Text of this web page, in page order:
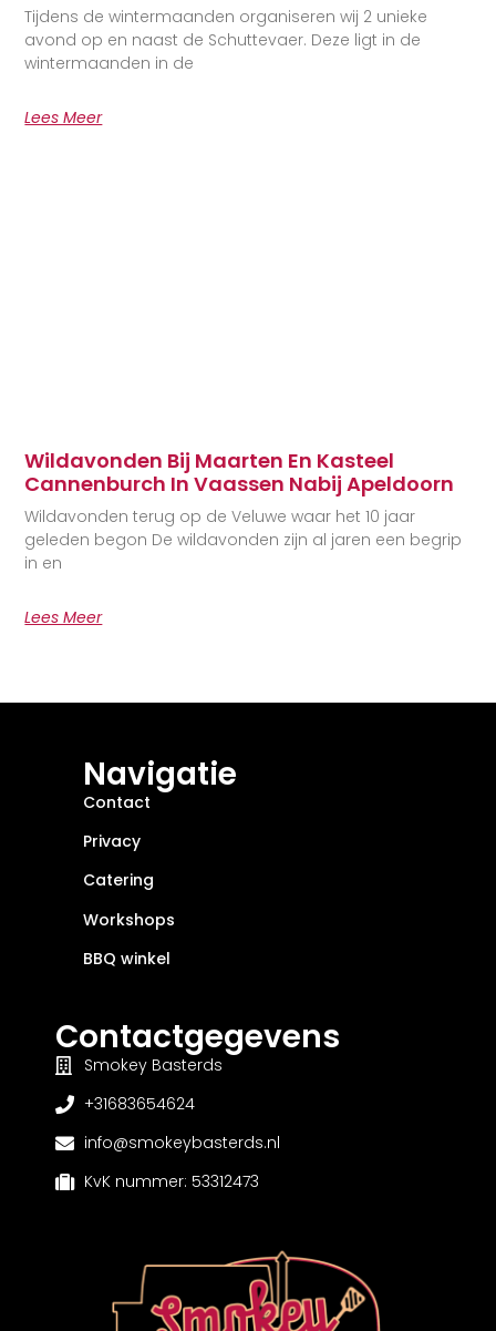
Tijdens de wintermaanden organiseren wij 2 unieke
avond op en naast de Schuttevaer. Deze ligt in de
wintermaanden in de
Lees Meer
Wildavonden Bij Maarten En Kasteel
Cannenburch In Vaassen Nabij Apeldoorn
Wildavonden terug op de Veluwe waar het 10 jaar
geleden begon De wildavonden zijn al jaren een begrip
in en
Lees Meer
Navigatie
Contact
Privacy
Catering
Workshops
BBQ winkel
Contactgegevens
Smokey Basterds
+31683654624
info@smokeybasterds.nl
KvK nummer: 53312473